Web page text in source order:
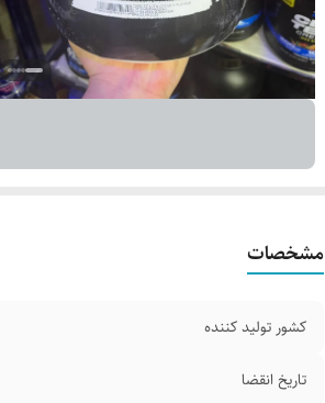
مشخصات
کشور تولید کننده
تاریخ انقضا